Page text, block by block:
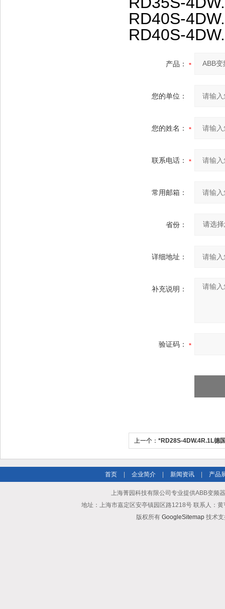
RD40S-
RD40S-
产品：
您的单位：
您的姓名：
联系电话：
常用邮箱：
省份：
详细地址：
补充说明：
验证码：
上一个： *RD28S-4DW.4R.1L德
首页 企业简介 新闻资讯 产品
上海菁园科技有限公司专业提供ABB变频
地址：上海市嘉定区安亭镇园区路1218号 联系人：
版权所有 GoogleSitemap技术支